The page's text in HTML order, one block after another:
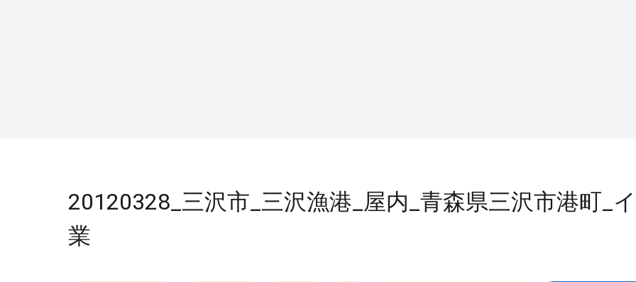
20120328_三沢市_三沢漁港_屋内_青森県三沢市港町_
業